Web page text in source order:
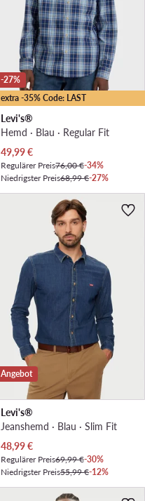
extra -35% Code: LAST
-27%
Levi's®
Hemd · Blau · Regular Fit
Aktueller Preis
49,99€
Regulärer Preis76,00 €-34%
Niedrigster Preis68,99 €-27%
Angebot
Levi's®
Jeanshemd · Blau · Slim Fit
Aktueller Preis
48,99€
Regulärer Preis69,99 €-30%
Niedrigster Preis55,99 €-12%